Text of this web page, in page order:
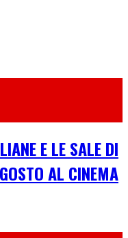
E LE SALE DI
AL CINEMA